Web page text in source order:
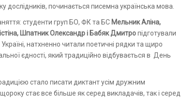
дослідників, починається писемна українська мова.
студенти груп БО, ФК та БС Мельник Аліна,
Шпатник Олександр і Бабяк Дмитропідготували
натхненно читали поетичні рядки та щиро
єдності, який традиційно відбувається в День
стало писати диктант усім дружним
стає все більше як серед викладачів, так і серед